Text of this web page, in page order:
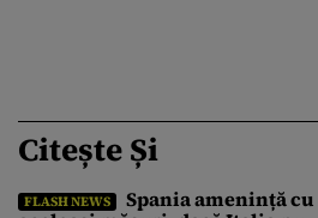
Citește Și
FLASH NEWS
Spania amenință cu